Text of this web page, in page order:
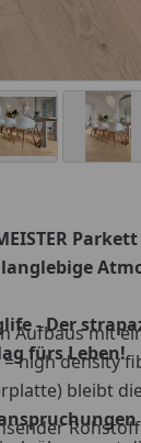
- Der
fürs Leben!
Aufbaus mit
= high density
bleibt